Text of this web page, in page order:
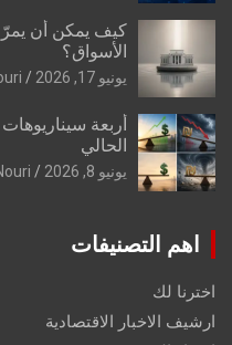
كيف يمكن أن يمرّ
الأسواق؟
يونيو 17, 2026
أربعة
الحالي
يونيو 8, 2026
اهم التصنيفات
اخترنا لك
ارشيف الاخبار الاقتصادية